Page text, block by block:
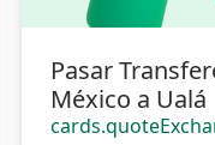
Pasar
México a Ualá